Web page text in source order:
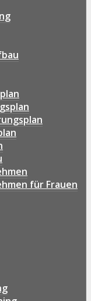
für Frauen